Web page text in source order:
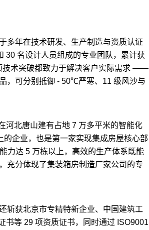
多年在技术研发、生产制造与资质认证
30 名设计人员组成的专业团队，累计获
技术突破都致力于解决客户实际需求 ——
，可分别抵御 - 50℃严寒、11 级风沙与
河北唐山建有占地 7 万多平米的智能化
的企业，也是第一家实现集成房屋核心部
力达 5 万栋以上，高效的生产体系既能
充分体现了集装箱房制造厂家公司的专
斩获北京市专精特新企业、中国建筑工
书等 29 项资质证书，同时通过 ISO9001